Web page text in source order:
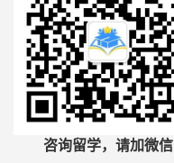
咨询留学，请加微信